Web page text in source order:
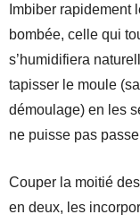
Imbiber rapidement
bombée, celle qui
s’humidifiera
tapisser le moule
démoulage) en les
ne puisse pas
Couper la moitié
en deux, les